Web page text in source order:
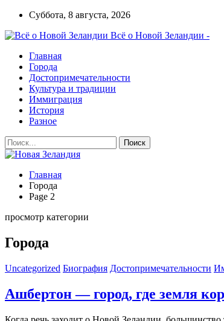
Суббота, 8 августа, 2026
Всё о Новой Зеландии -
Главная
Города
Достопримечательности
Культура и традиции
Иммиграция
История
Разное
Главная
Города
Page 2
просмотр категории
Города
Uncategorized Биография Достопримечательности
Ашбертон — город, где земля